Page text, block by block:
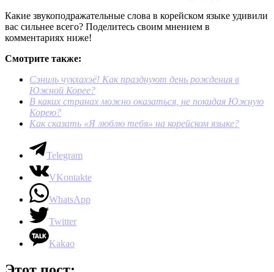
Какие звукоподражательные слова в корейском языке удивили
вас сильнее всего? Поделитесь своим мнением в
комментариях ниже!
Смотрите также:
Сэниль чукхахэё! Как празднуют день рождения в
Южной Корее?
В каких странах можно оказаться, не покидая Южную
Корею?
Как сказать «Я люблю тебя» на корейском языке?
Telegram
VKontakte
WhatsApp
Twitter
Kakao